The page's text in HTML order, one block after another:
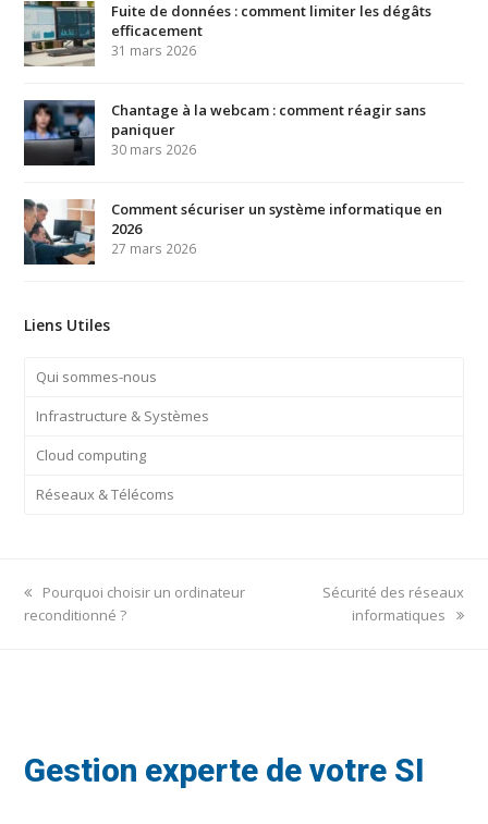
Fuite de données : comment limiter les dégâts
efficacement
31 mars 2026
Chantage à la webcam : comment réagir sans
paniquer
30 mars 2026
Comment sécuriser un système informatique en
2026
27 mars 2026
Liens Utiles
Qui sommes-nous
Infrastructure & Systèmes
Cloud computing
Réseaux & Télécoms
previous
post:
Pourquoi choisir un ordinateur
reconditionné ?
next
post:
Sécurité des réseaux
informatiques
Gestion experte de votre SI